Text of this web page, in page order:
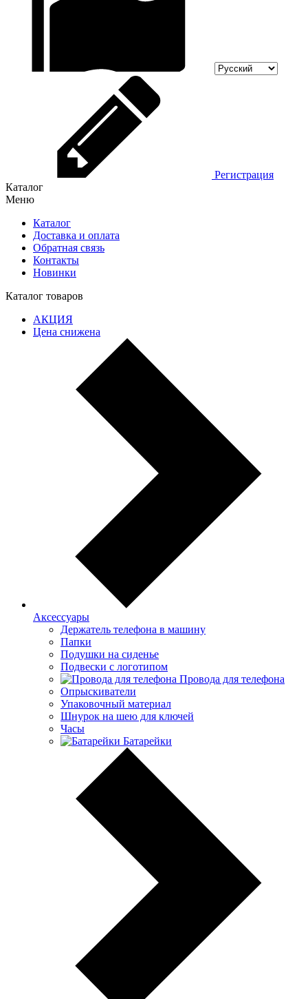
Регистрация
Каталог
Меню
Каталог
Доставка и оплата
Обратная связь
Контакты
Новинки
Каталог товаров
АКЦИЯ
Цена снижена
Аксессуары
Держатель телефона в машину
Папки
Подушки на сиденье
Подвески с логотипом
Провода для телефона
Опрыскиватели
Упаковочный материал
Шнурок на шею для ключей
Часы
Батарейки